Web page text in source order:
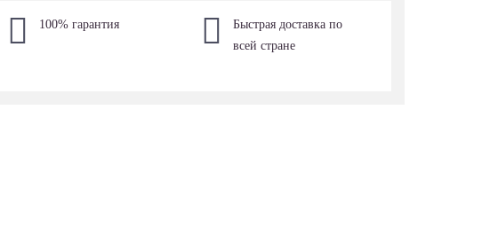
100% гарантия
Быстрая доставка по
всей стране